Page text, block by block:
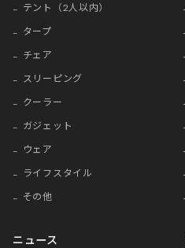
テント（2人以内）
タープ
チェア
スリーピング
クーラー
ガジェット
ウェア
ライフスタイル
その他
ニュース